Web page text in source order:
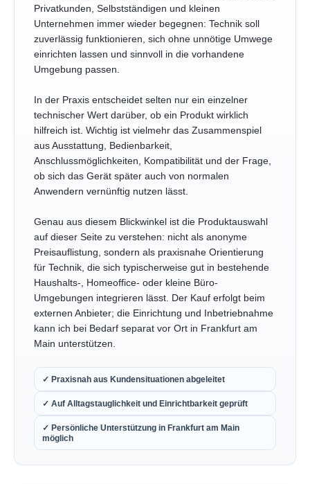
Privatkunden, Selbstständigen und kleinen
Unternehmen immer wieder begegnen: Technik soll
zuverlässig funktionieren, sich ohne unnötige Umwege
einrichten lassen und sinnvoll in die vorhandene
Umgebung passen.
In der Praxis entscheidet selten nur ein einzelner
technischer Wert darüber, ob ein Produkt wirklich
hilfreich ist. Wichtig ist vielmehr das Zusammenspiel
aus Ausstattung, Bedienbarkeit,
Anschlussmöglichkeiten, Kompatibilität und der Frage,
ob sich das Gerät später auch von normalen
Anwendern vernünftig nutzen lässt.
Genau aus diesem Blickwinkel ist die Produktauswahl
auf dieser Seite zu verstehen: nicht als anonyme
Preisauflistung, sondern als praxisnahe Orientierung
für Technik, die sich typischerweise gut in bestehende
Haushalts-, Homeoffice- oder kleine Büro-
Umgebungen integrieren lässt. Der Kauf erfolgt beim
externen Anbieter; die Einrichtung und Inbetriebnahme
kann ich bei Bedarf separat vor Ort in Frankfurt am
Main unterstützen.
✓ Praxisnah aus Kundensituationen abgeleitet
✓ Auf Alltagstauglichkeit und Einrichtbarkeit geprüft
✓ Persönliche Unterstützung in Frankfurt am Main
möglich